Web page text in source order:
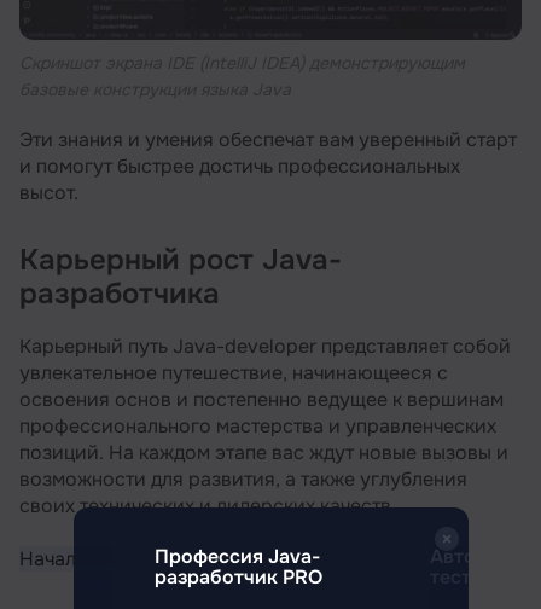
Эти знания и умения обеспечат вам уверенный старт
и помогут быстрее достичь профессиональных
высот.
Карьерный рост Java-
разработчика
Карьерный путь Java-developer представляет собой
увлекательное путешествие, начинающееся с
освоения основ и постепенно ведущее к вершинам
профессионального мастерства и управленческих
позиций. На каждом этапе вас ждут новые вызовы и
возможности для развития, а также углубления
своих технических и лидерских качеств.
Начальный уровень (Junior)
с
Профессия Java-
разработчик PRO